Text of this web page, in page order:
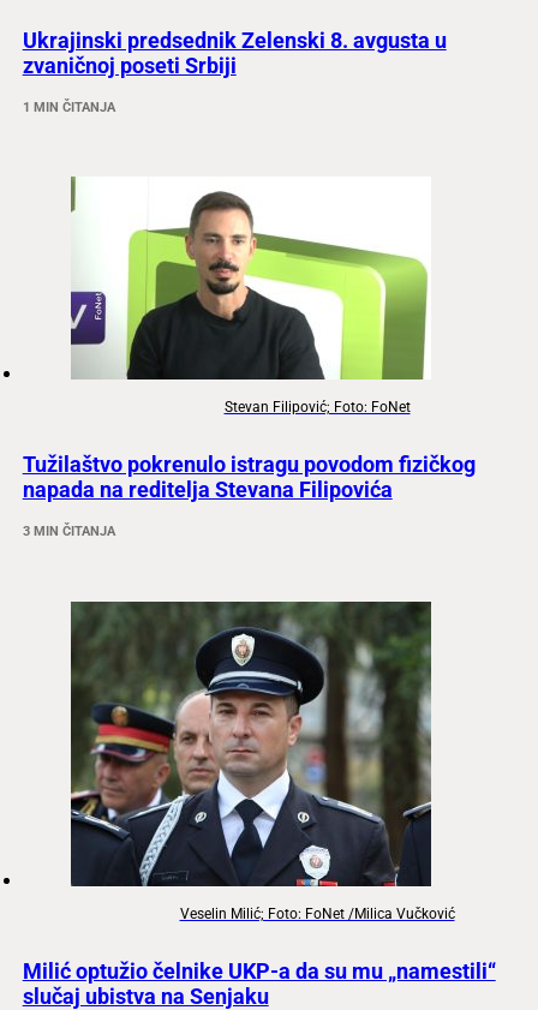
Ukrajinski predsednik Zelenski 8. avgusta u
zvaničnoj poseti Srbiji
1 MIN ČITANJA
Stevan Filipović; Foto: FoNet
Tužilaštvo pokrenulo istragu povodom fizičkog
napada na reditelja Stevana Filipovića
3 MIN ČITANJA
Veselin Milić; Foto: FoNet /Milica Vučković
Milić optužio čelnike UKP-a da su mu „namestili“
slučaj ubistva na Senjaku